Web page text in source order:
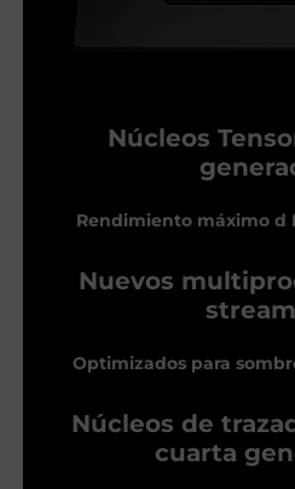
Núcleos
Rendimiento máximo d
Nuevos
Optimizados para
Núcleos de
cuarta